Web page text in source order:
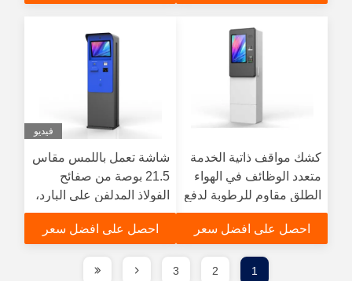
كشك مواقف ذاتية الخدمة
متعدد الوظائف في الهواء
الطلق مقاوم للرطوبة لدفع
الفواتير والعملات المعدنية
احصل على افضل سعر
فيديو
شاشة تعمل باللمس مقاس
21.5 بوصة من صفائح
الفولاذ المدلفن على البارد،
قارئ بطاقات، نظام تشغيل
Windows 11، مقاومة
رسوم مواقف السيارات مع
احصل على افضل سعر
1
2
3